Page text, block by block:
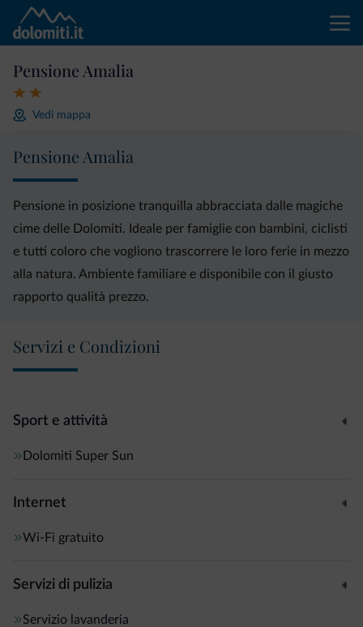
Pensione Amalia
Vedi mappa
Pensione Amalia
Pensione in posizione tranquilla abbracciata dalle magiche
cime delle Dolomiti. Ideale per famiglie con bambini, ciclisti
e tutti coloro che vogliono trascorrere le loro ferie in mezzo
alla natura. Ambiente familiare e disponibile con il giusto
rapporto qualità prezzo.
Servizi e Condizioni
Sport e attività
Dolomiti Super Sun
Internet
Wi-Fi gratuito
Servizi di pulizia
Servizio lavanderia